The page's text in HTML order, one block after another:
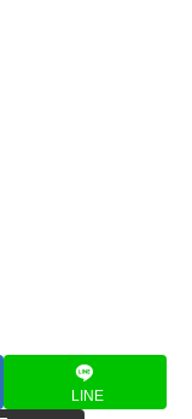
LINE